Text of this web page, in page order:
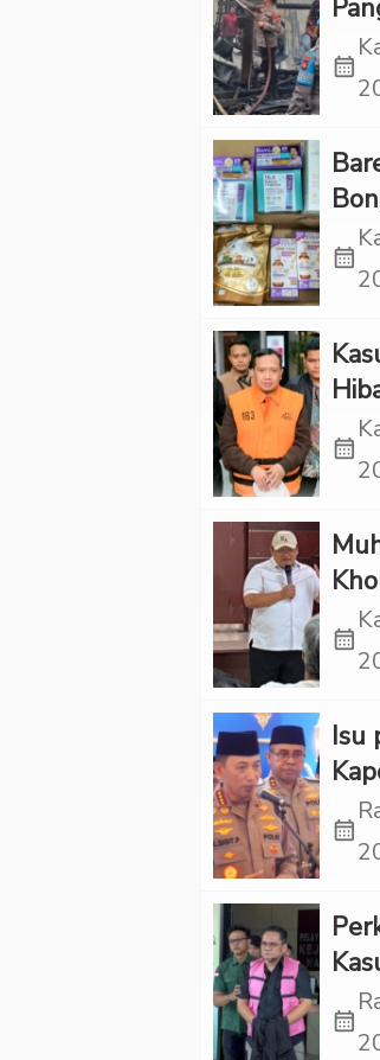
calendar_month
calendar_month
calendar_month
calendar_month
Isu
calendar_month
calendar_month